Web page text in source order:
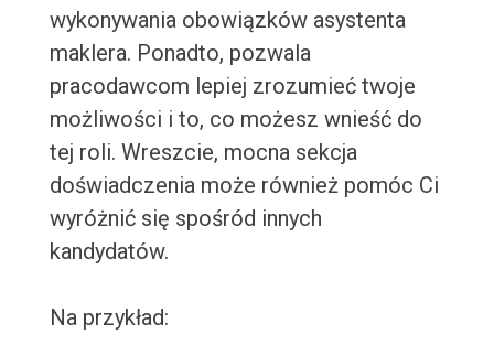
wykonywania obowiązków asystenta
maklera. Ponadto, pozwala
pracodawcom lepiej zrozumieć twoje
możliwości i to, co możesz wnieść do
tej roli. Wreszcie, mocna sekcja
doświadczenia może również pomóc Ci
wyróżnić się spośród innych
kandydatów.
Na przykład: